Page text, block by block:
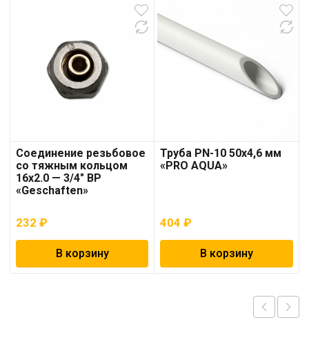
Соединение резьбовое
со тяжным кольцом
16х2.0 — 3/4″ ВР
«Geschaften»
232 ₽
В корзину
Труба PN-10 50х4,6 мм
«PRO AQUA»
404₽
В корзину